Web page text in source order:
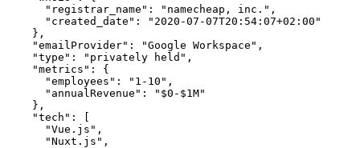
      "registrar_name": "namecheap, inc.",
      "created_date": "2020-07-07T20:54:07+02:00"
    },
    "emailProvider": "Google Workspace",
    "type": "privately held",
    "metrics": {
      "employees": "1-10",
      "annualRevenue": "$0-$1M"
    },
    "tech": [
      "Vue.js",
      "Nuxt.js",